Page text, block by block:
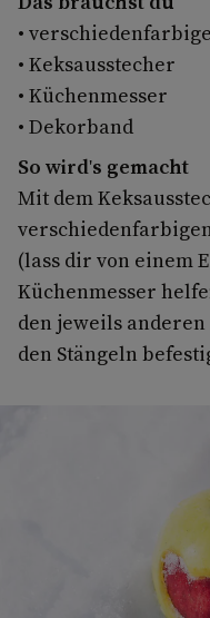
•
• Keksausstecher
• Küchenmesser
• Dekorband
So wird's gemacht
Mit dem
(lass dir von einem
Küchenmesser
den jeweils
den Stängeln